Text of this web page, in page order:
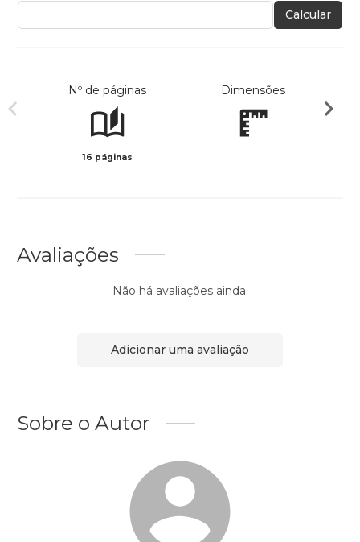
Calcular
Nº de páginas
16 páginas
Dimensões
Avaliações
Não há avaliações ainda.
Adicionar uma avaliação
Sobre o Autor